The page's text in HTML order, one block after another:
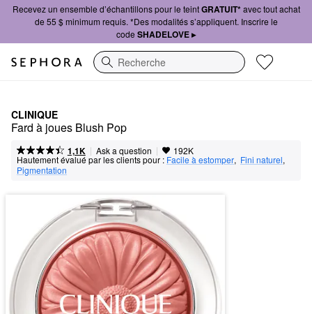
Recevez un ensemble d’échantillons pour le teintGRATUIT*avec tout achat
de 55 $ minimum requis. *Des modalités s’appliquent. Inscrire le
code SHADELOVE ▸
Recherche
CLINIQUE
Fard à joues Blush Pop
1,1K | Ask a question | 192K
Hautement évalué par les clients pour : Facile à estomper, Fini naturel,
Pigmentation